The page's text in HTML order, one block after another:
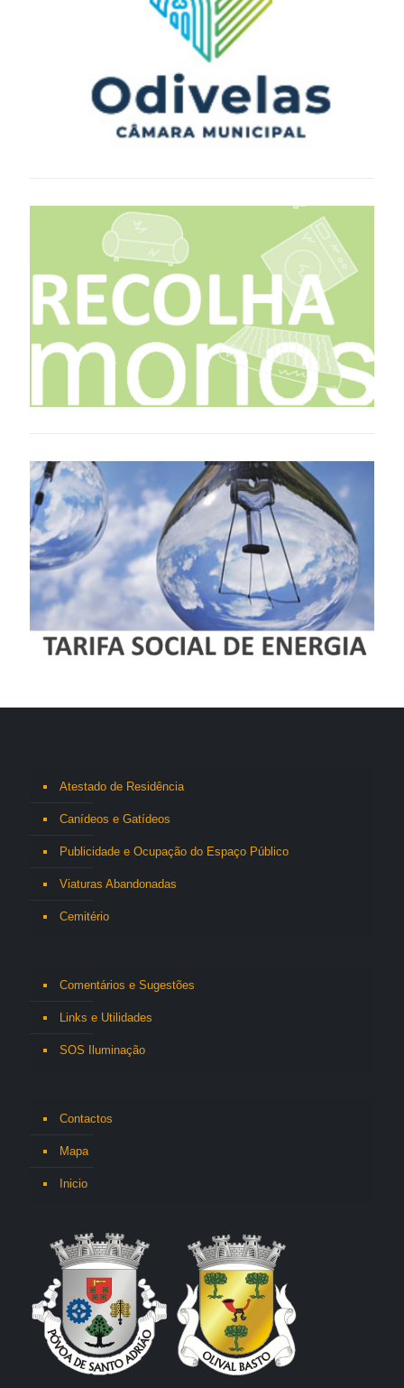
Atestado de Residência
Canídeos e Gatídeos
Publicidade e Ocupação do Espaço Público
Viaturas Abandonadas
Cemitério
Comentários e Sugestões
Links e Utilidades
SOS Iluminação
Contactos
Mapa
Inicio